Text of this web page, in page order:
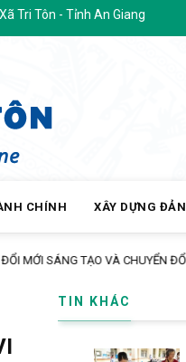
An Giang
CHÍNH XÂY DỰNG
TẠO VÀ CHUYỂN ĐỔI SỐ
TIN KHÁC